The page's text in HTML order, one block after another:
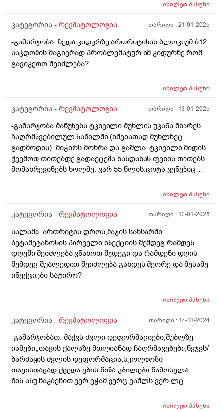
იხილეთპასუხი
კატეგორია - რევმატოლოგია თარიღი :21-01-2025
-გამარჯობა. ზედა კიდურზე,ართრიტისას ბლოკიუმ ბ12
საჯდომის მაგივრად,პრობლემატურ იმ კიდურზე რომ
გავიკეთო შეიძლება?
იხილეთპასუხი
კატეგორია - რევმატოლოგია თარიღი : 13-01-2025
-გამარჯობა.მაწუხებს ტკივილი მუხლის უკანა მხარეს
ჩაღრმავებილულ ნაწილში (იშვიათად მუხლზეც
გადმოდის). მიჭირს მოხრა და გაშლა. ტკივილი მიდის
ქვემოთ თითებდე გადაეცემა ხანდახან ფეხის თითებს
მომახრევინებს ხოლმე. ვარ 55 წლის.ცოტა ვენებიც
იხილეთპასუხი
კატეგორია - რევმატოლოგია თარიღი : 13-01-2025
სალამი. ართრიტის დროს,მაჯის სახსარში
ბეტამეტაზონის პირველი ინექციის შემდეგ რამდენ
დღეში შეიძლება ვნახოთ შედეგი და რამდენი დღის
შემდეგ-შუალედით შეიძლება გახდეს მეორე და მესამე
ინექციები საჭირო?
იხილეთპასუხი
კატეგორია - რევმატოლოგია თარიღი : 14-11-2024
-გამარჯობათ. მაქვს ძვლი დეფორმაციები,შუბლზე
იამები,,თავის ქალაზე მთლიანად ჩაღრმავებები,წვჯვს/
ბარძაყის ძვლის დეფორმაცია,სკოლიოზი
თავისთავად.ქვედა ყბის წინა კბილები წამოსვლა
წინ.ანუ ჩაკბეჩით ვერ ვჭამ,ვერც ვაშლს ვერ ლც
იხილეთპასუხი